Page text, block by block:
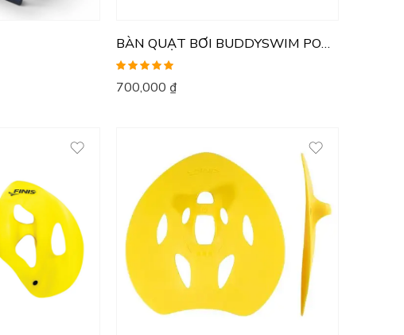
BÀN QUẠT BƠI BUDDYSWIM POWER
Được xếp
hạng5.005
700,000 ₫